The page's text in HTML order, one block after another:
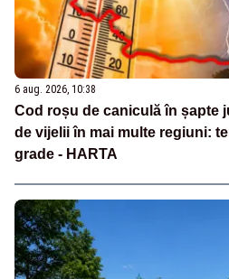
6 aug. 2026, 10:38
Cod roșu de caniculă în șapte
de vijelii în mai multe regiuni:
grade - HARTA